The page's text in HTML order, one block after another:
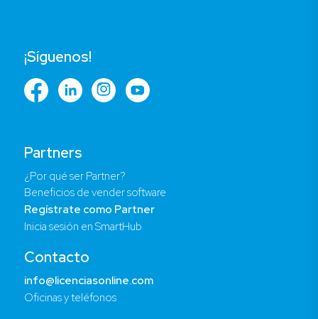
Partners
¿Por qué ser Partner?
Beneficios de vender software
Regístrate como Partner
Inicia sesión en SmartHub
Contacto
info@licenciasonline.com
Oficinas y teléfonos
¡Síguenos!